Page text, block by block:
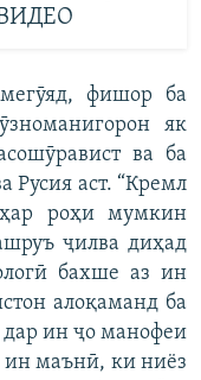
ВИДЕО
фишор ба
як
ва ба
Русия аст. “Кремл
роҳи мумкин
ҷилва диҳад
бахше аз ин
алоқаманд ба
дар ин ҷо манофеи
ин маънӣ, ки ниёз